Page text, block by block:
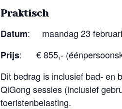
Praktisch
Datum: maandag 23 februari
Prijs: € 855,-
Dit bedrag is inclusief bad- en
QiGong sessies (inclusief
toeristenbelasting.